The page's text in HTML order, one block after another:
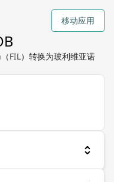
移动应用
FIL）转换为玻利维亚诺